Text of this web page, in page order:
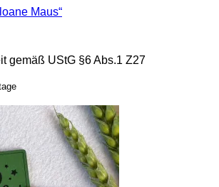
Maus“
gemäß UStG §6 Abs.1 Z27